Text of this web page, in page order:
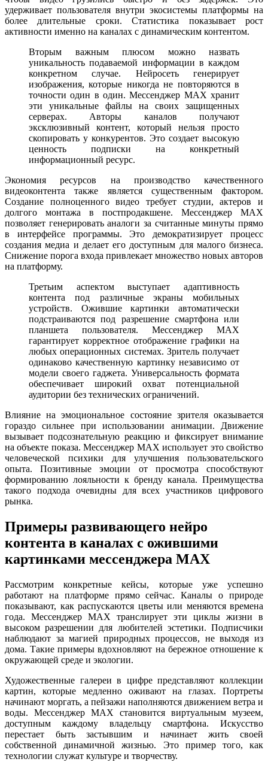
удерживает пользователя внутри экосистемы платформы на
более длительные сроки. Статистика показывает рост
активности именно на каналах с динамическим контентом.
Вторым важным плюсом можно назвать
уникальность подаваемой информации в каждом
конкретном случае. Нейросеть генерирует
изображения, которые никогда не повторяются в
точности один в один. Мессенджер MAX хранит
эти уникальные файлы на своих защищенных
серверах. Авторы каналов получают
эксклюзивный контент, который нельзя просто
скопировать у конкурентов. Это создает высокую
ценность подписки на конкретный
информационный ресурс.
Экономия ресурсов на производство качественного
видеоконтента также является существенным фактором.
Создание полноценного видео требует студии, актеров и
долгого монтажа в постпродакшене. Мессенджер MAX
позволяет генерировать аналоги за считанные минуты прямо
в интерфейсе программы. Это демократизирует процесс
создания медиа и делает его доступным для малого бизнеса.
Снижение порога входа привлекает множество новых авторов
на платформу.
Третьим аспектом выступает адаптивность
контента под различные экраны мобильных
устройств. Ожившие картинки автоматически
подстраиваются под разрешение смартфона или
планшета пользователя. Мессенджер MAX
гарантирует корректное отображение графики на
любых операционных системах. Зритель получает
одинаково качественную картинку независимо от
модели своего гаджета. Универсальность формата
обеспечивает широкий охват потенциальной
аудитории без технических ограничений.
Влияние на эмоциональное состояние зрителя оказывается
гораздо сильнее при использовании анимации. Движение
вызывает подсознательную реакцию и фиксирует внимание
на объекте показа. Мессенджер MAX использует это свойство
человеческой психики для улучшения пользовательского
опыта. Позитивные эмоции от просмотра способствуют
формированию лояльности к бренду канала. Преимущества
такого подхода очевидны для всех участников цифрового
рынка.
Примеры развивающего нейро
контента в каналах с ожившими
картинками мессенджера MAX
Рассмотрим конкретные кейсы, которые уже успешно
работают на платформе прямо сейчас. Каналы о природе
показывают, как распускаются цветы или меняются времена
года. Мессенджер MAX транслирует эти циклы жизни в
высоком разрешении для любителей эстетики. Подписчики
наблюдают за магией природных процессов, не выходя из
дома. Такие примеры вдохновляют на бережное отношение к
окружающей среде и экологии.
Художественные галереи в цифре представляют коллекции
картин, которые медленно оживают на глазах. Портреты
начинают моргать, а пейзажи наполняются движением ветра и
воды. Мессенджер MAX становится виртуальным музеем,
доступным каждому владельцу смартфона. Искусство
перестает быть застывшим и начинает жить своей
собственной динамичной жизнью. Это пример того, как
технологии служат культуре и творчеству.